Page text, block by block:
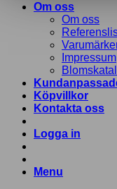
Om oss
Om oss
Impressum
Köpvillkor
Kontakta oss
Logga in
Menu